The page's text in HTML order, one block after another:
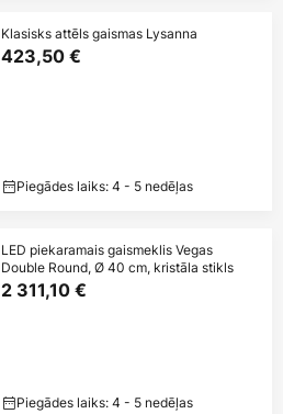
Klasisks attēls gaismas Lysanna
423,50 €
Piegādes laiks: 4 - 5 nedēļas
LED piekaramais gaismeklis Vegas
Double Round, Ø 40 cm, kristāla stikls
2 311,10 €
Piegādes laiks: 4 - 5 nedēļas